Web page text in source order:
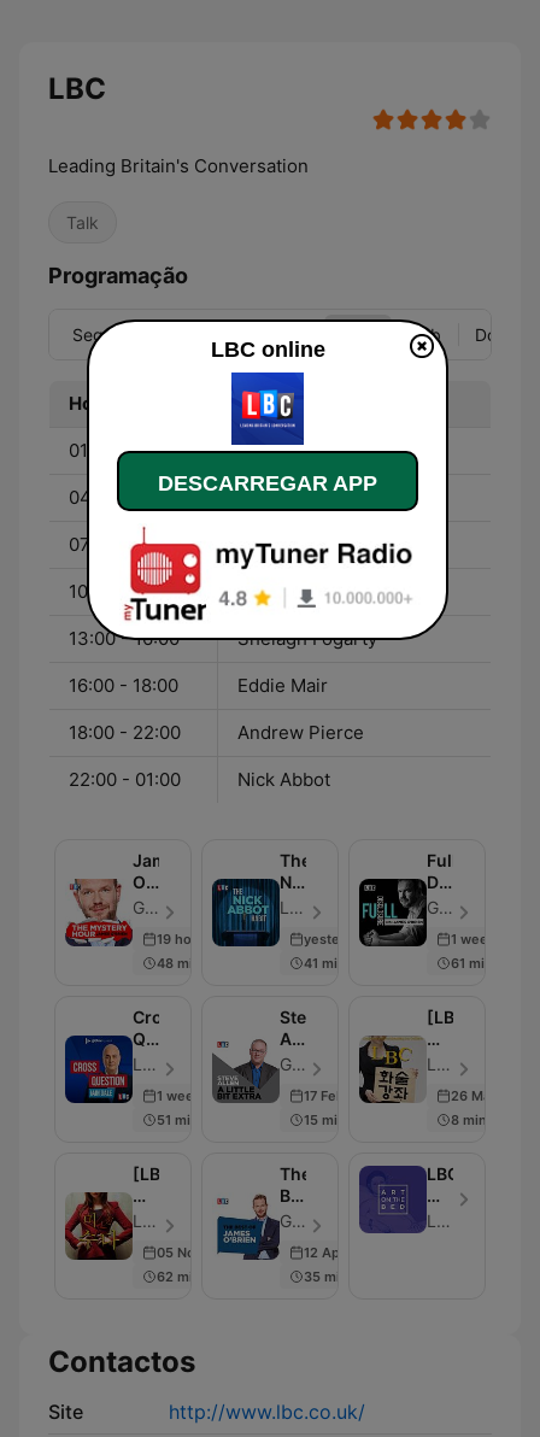
LBC
Leading Britain's Conversation
Talk
Programação
Seg Sáb Dom
Hora Programa
01:00 - 04:00 Darren Adam
04:00 - 07:00 Steve Allen
07:00 - 10:00 Nick Ferrari
10:00 - 13:00 James O'Brien
13:00 - 16:00 Shelagh Fogarty
16:00 - 18:00 Eddie Mair
18:00 - 22:00 Andrew Pierce
22:00 - 01:00 Nick Abbot
James
O'Brien's
Mystery
Hour
Global - Episódio 611
19 hours ago
48 min
The
Nick
Abbot
Habit
LBC - Episódio 416
yesterday
41 min
Full
Disclosure
with
James
O'Brien
Global - Episódio 341
1 week ago
61 min
Cross
Question
with
Dale
LBC - Episódio 858
1 week ago
51 min
Steve
Allen
- A
Little
Bit
Extra
Global - Episódio 2000
17 Feb 2023
15 min
[LBC]
화
술
좌
을
하
고
LBC - Episódio 107
26 Mar 2018
8 min
[LBC]
미
수 LBC - Episódio 15
05 Nov 2015
62 min
The
Best
Of
James
O'Brien
Global - Episódio 86
12 Apr 2019
35 min
LBC
침
대 LBC
Contactos
Site
http://www.lbc.co.uk/
LBC online
DESCARREGAR APP